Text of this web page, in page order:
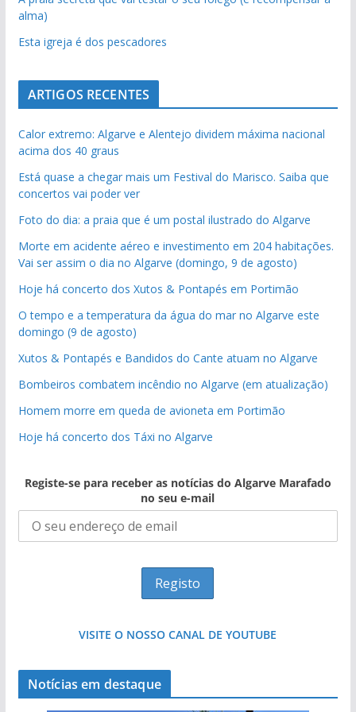
alma)
Esta igreja é dos pescadores
ARTIGOS RECENTES
Calor extremo: Algarve e Alentejo dividem máxima nacional
acima dos 40 graus
Está quase a chegar mais um Festival do Marisco. Saiba que
concertos vai poder ver
Foto do dia: a praia que é um postal ilustrado do Algarve
Morte em acidente aéreo e investimento em 204 habitações.
Vai ser assim o dia no Algarve (domingo, 9 de agosto)
Hoje há concerto dos Xutos & Pontapés em Portimão
O tempo e a temperatura da água do mar no Algarve este
domingo (9 de agosto)
Xutos & Pontapés e Bandidos do Cante atuam no Algarve
Bombeiros combatem incêndio no Algarve (em atualização)
Homem morre em queda de avioneta em Portimão
Hoje há concerto dos Táxi no Algarve
Registe-se para receber as notícias do Algarve Marafado
no seu e-mail
VISITE O NOSSO CANAL DE YOUTUBE
Notícias em destaque